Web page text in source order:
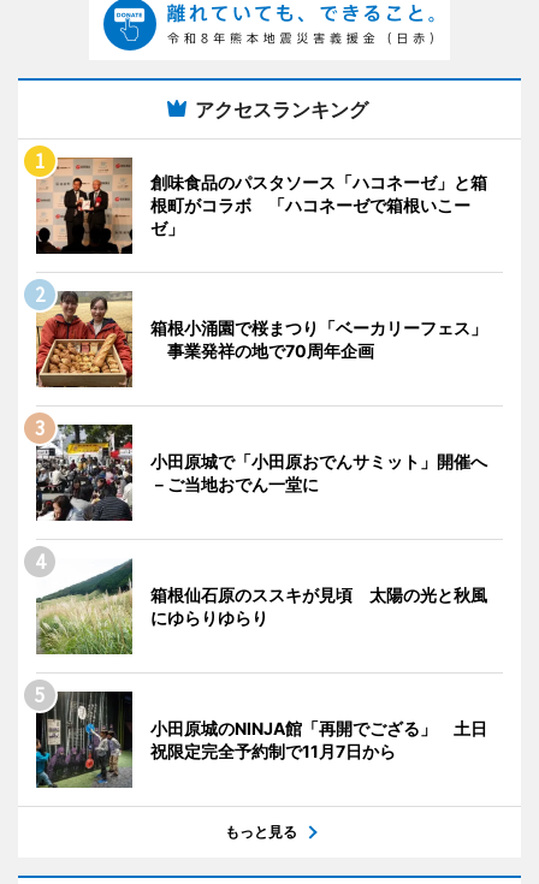
アクセスランキング
創味食品のパスタソース「ハコネーゼ」と箱
根町がコラボ 「ハコネーゼで箱根いこー
ゼ」
箱根小涌園で桜まつり「ベーカリーフェス」
事業発祥の地で70周年企画
小田原城で「小田原おでんサミット」開催へ
－ご当地おでん一堂に
箱根仙石原のススキが見頃 太陽の光と秋風
にゆらりゆらり
小田原城のNINJA館「再開でござる」 土日
祝限定完全予約制で11月7日から
もっと見る